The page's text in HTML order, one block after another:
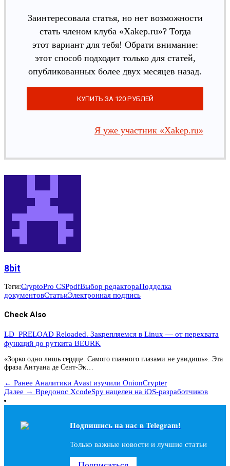
Заинтересовала статья, но нет возможности
стать членом клуба «Xakep.ru»? Тогда
этот вариант для тебя! Обрати внимание:
этот способ подходит только для статей,
опубликованных более двух месяцев назад.
Я уже участник «Xakep.ru»
8bit
Теги:CryptoPro CSPpdfВыбор редактораПодделка
документовСтатьиЭлектронная подпись
Check Also
LD_PRELOAD Reloaded. Закрепляемся в Linux — от перехвата
функций до руткита BEURK
«Зорко одно лишь сердце. Самого главного глазами не увидишь». Эта
фраза Антуана де Сент-Эк…
← Ранее Аналитики Avast изучили OnionCrypter
Далее → Вредонос XcodeSpy нацелен на iOS-разработчиков
Подпишись на наc в Telegram!
Только важные новости и лучшие статьи